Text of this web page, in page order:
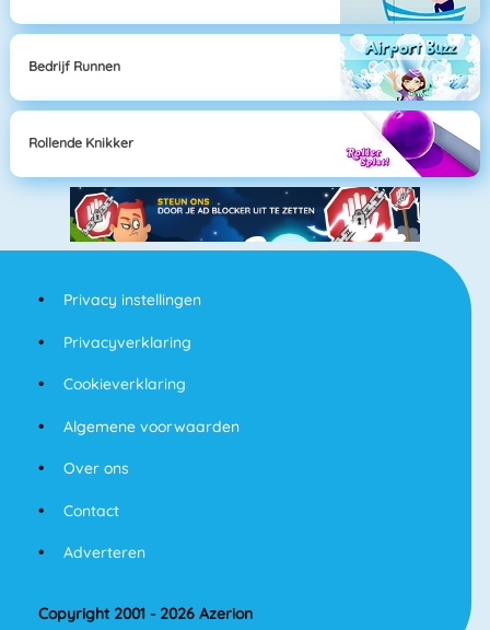
Bedrijf Runnen
Rollende Knikker
Privacy instellingen
Privacyverklaring
Cookieverklaring
Algemene voorwaarden
Over ons
Contact
Adverteren
Copyright 2001 - 2026 Azerion